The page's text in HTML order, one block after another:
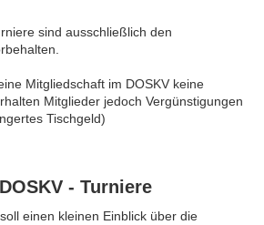
sind ausschließlich den
Mitgliedschaft im DOSKV keine
Mitglieder jedoch Vergünstigungen
Tischgeld)
- Turniere
einen kleinen Einblick über die